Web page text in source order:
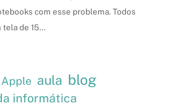
com esse problema. Todos
tela de 15…
Apple aula blog
informática